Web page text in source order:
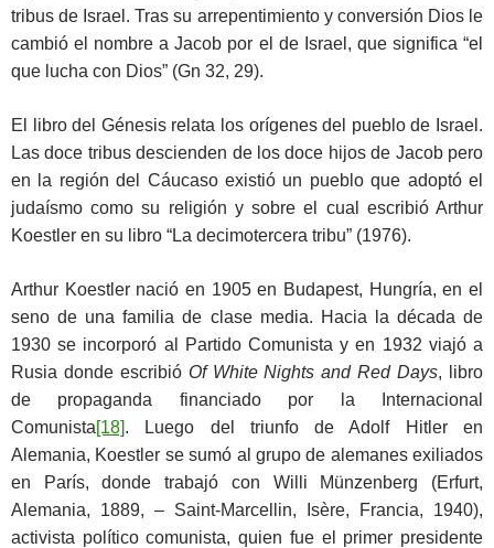
tribus de Israel. Tras su arrepentimiento y conversión Dios le
cambió el nombre a Jacob por el de Israel, que significa “el
que lucha con Dios” (Gn 32, 29).
El libro del Génesis relata los orígenes del pueblo de Israel.
Las doce tribus descienden de los doce hijos de Jacob pero
en la región del Cáucaso existió un pueblo que adoptó el
judaísmo como su religión y sobre el cual escribió Arthur
Koestler en su libro “La decimotercera tribu” (1976).
Arthur Koestler nació en 1905 en Budapest, Hungría, en el
seno de una familia de clase media. Hacia la década de
1930 se incorporó al Partido Comunista y en 1932 viajó a
Rusia donde escribió Of White Nights and Red Days, libro
de propaganda financiado por la Internacional
Comunista[18]. Luego del triunfo de Adolf Hitler en
Alemania, Koestler se sumó al grupo de alemanes exiliados
en París, donde trabajó con Willi Münzenberg (Erfurt,
Alemania, 1889, – Saint-Marcellin, Isère, Francia, 1940),
activista político comunista, quien fue el primer presidente